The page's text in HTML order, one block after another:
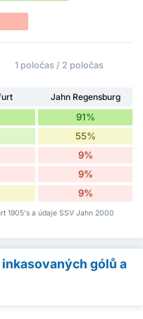
1 poločas / 2 poločas
Jahn Regensburg
91%
55%
9%
9%
9%
1905's a údaje SSV Jahn 2000
gólů a